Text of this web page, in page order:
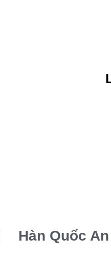
Hàn Quốc